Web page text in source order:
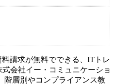
請求が無料でできる、ITトレ
式会社イー・コミュニケーショ
階層別やコンプライアンス教